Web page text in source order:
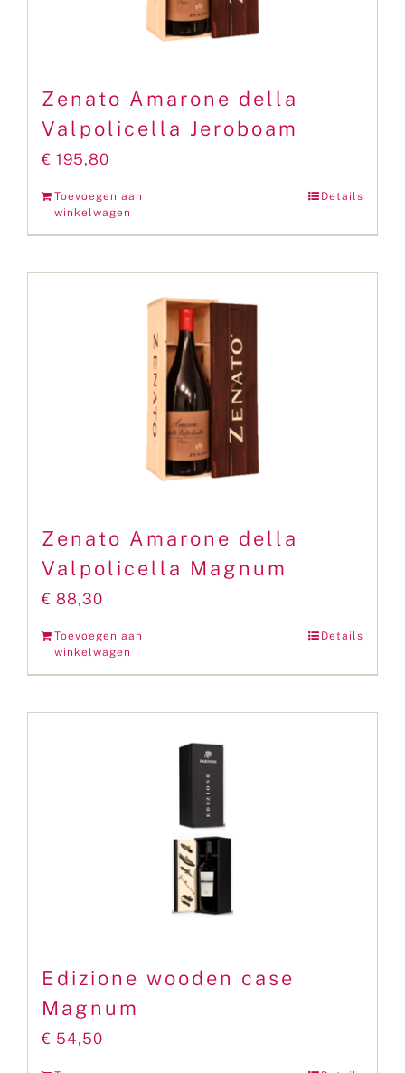
Zenato Amarone della
Valpolicella Jeroboam
€ 195,80
Toevoegen aan
winkelwagen
Details
Zenato Amarone della
Valpolicella Magnum
€ 88,30
Toevoegen aan
winkelwagen
Details
Edizione wooden case
Magnum
€ 54,50